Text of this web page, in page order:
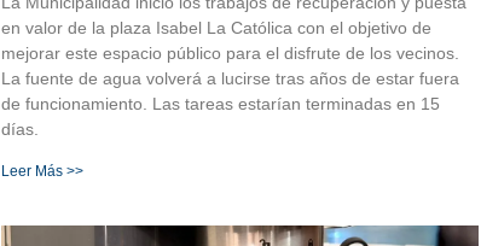
en valor de la plaza Isabel La Católica con el objetivo de
mejorar este espacio público para el disfrute de los vecinos.
La fuente de agua volverá a lucirse tras años de estar fuera
de funcionamiento. Las tareas estarían terminadas en 15
días.
Leer Más >>